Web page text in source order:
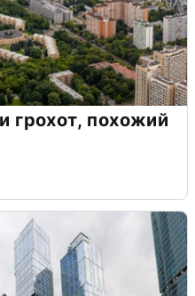
грохот, похожий